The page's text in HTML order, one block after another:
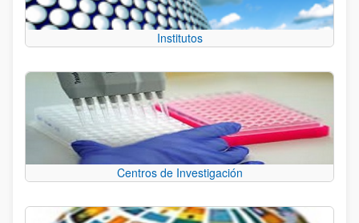
Institutos
Centros de Investigación